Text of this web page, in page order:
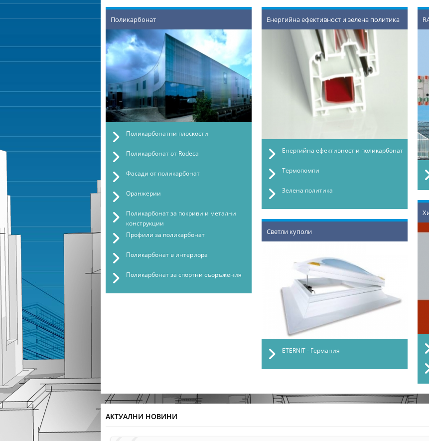
Поликарбонат
Поликарбонатни плоскости
Поликарбонат от Rodeca
Фасади от поликарбонат
Оранжерии
Поликарбонат за покриви и метални
конструкции
Профили за поликарбонат
Поликарбонат в интериора
Поликарбонат за спортни съоръжения
Енергийна ефективност и зелена политика
Енергийна ефективност и поликарбонат
Термопомпи
Зелена политика
Светли куполи
ETERNIT - Германия
АКТУАЛНИ НОВИНИ